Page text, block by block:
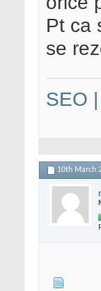
Pt ca
se
SEO
10th March